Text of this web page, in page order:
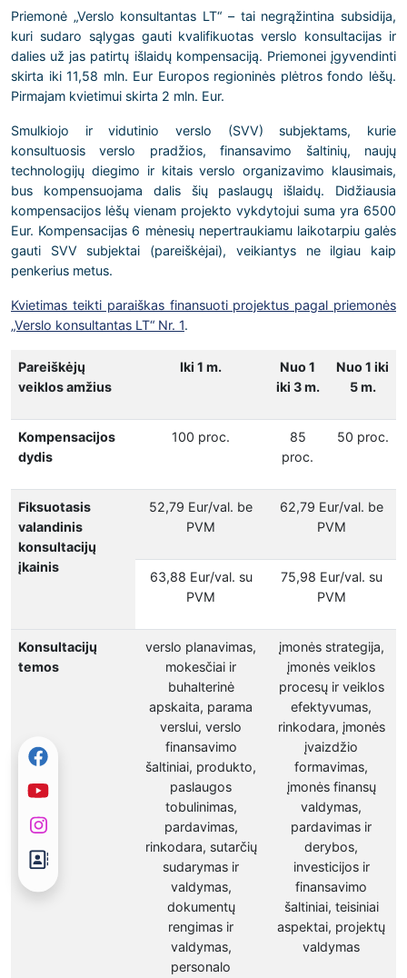
Priemonė „Verslo konsultantas LT“ – tai negrąžintina subsidija,
kuri sudaro sąlygas gauti kvalifikuotas verslo konsultacijas ir
dalies už jas patirtų išlaidų kompensaciją. Priemonei įgyvendinti
skirta iki 11,58 mln. Eur Europos regioninės plėtros fondo lėšų.
Pirmajam kvietimui skirta 2 mln. Eur.
Smulkiojo ir vidutinio verslo (SVV) subjektams, kurie
konsultuosis verslo pradžios, finansavimo šaltinių, naujų
technologijų diegimo ir kitais verslo organizavimo klausimais,
bus kompensuojama dalis šių paslaugų išlaidų. Didžiausia
kompensacijos lėšų vienam projekto vykdytojui suma yra 6500
Eur. Kompensacijas 6 mėnesių nepertraukiamu laikotarpiu galės
gauti SVV subjektai (pareiškėjai), veikiantys ne ilgiau kaip
penkerius metus.
Kvietimas teikti paraiškas finansuoti projektus pagal priemonės
„Verslo konsultantas LT“ Nr. 1.
Pareiškėjų
veiklos amžius
Iki 1 m.
Nuo 1
iki 3 m.
Nuo 1 iki
5 m.
Kompensacijos
dydis
100 proc.
85
proc.
50 proc.
Fiksuotasis
valandinis
konsultacijų
įkainis
52,79 Eur/val. be
PVM
62,79 Eur/val. be
PVM
63,88 Eur/val. su
PVM
75,98 Eur/val. su
PVM
Konsultacijų
temos
verslo planavimas,
mokesčiai ir
buhalterinė
apskaita, parama
verslui, verslo
finansavimo
šaltiniai, produkto,
paslaugos
tobulinimas,
pardavimas,
rinkodara, sutarčių
sudarymas ir
valdymas,
dokumentų
rengimas ir
valdymas,
personalo
įmonės strategija,
įmonės veiklos
procesų ir veiklos
efektyvumas,
rinkodara, įmonės
įvaizdžio
formavimas,
įmonės finansų
valdymas,
pardavimas ir
derybos,
investicijos ir
finansavimo
šaltiniai, teisiniai
aspektai, projektų
valdymas